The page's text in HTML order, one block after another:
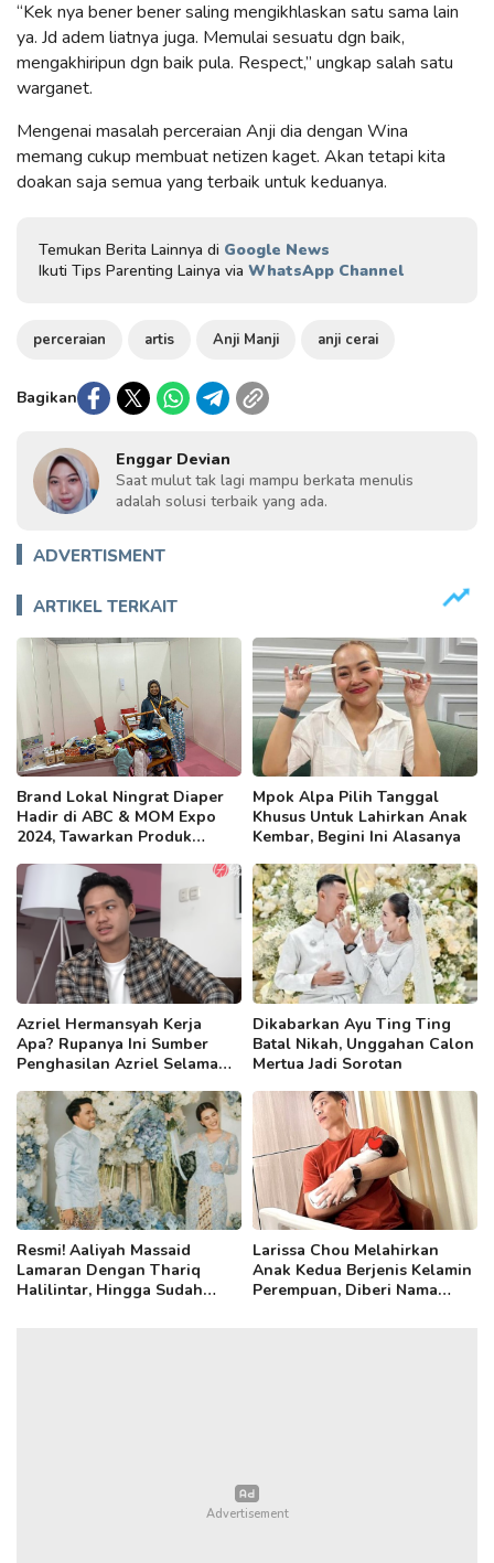
“Kek nya bener bener saling mengikhlaskan satu sama lain
ya. Jd adem liatnya juga. Memulai sesuatu dgn baik,
mengakhiripun dgn baik pula. Respect,” ungkap salah satu
warganet.
Mengenai masalah perceraian Anji dia dengan Wina
memang cukup membuat netizen kaget. Akan tetapi kita
doakan saja semua yang terbaik untuk keduanya.
Temukan Berita Lainnya di Google News
Ikuti Tips Parenting Lainya via WhatsApp Channel
perceraian artis Anji Manji anji cerai
Bagikan
Enggar Devian
Saat mulut tak lagi mampu berkata menulis
adalah solusi terbaik yang ada.
ADVERTISMENT
ARTIKEL TERKAIT
Brand Lokal Ningrat Diaper
Hadir di ABC & MOM Expo
2024, Tawarkan Produk
Kantong
Mpok Alpa Pilih Tanggal
Khusus Untuk Lahirkan Anak
Kembar, Begini Ini Alasanya
Azriel Hermansyah Kerja
Apa? Rupanya Ini Sumber
Penghasilan Azriel Selama
Dikabarkan Ayu Ting Ting
Batal Nikah, Unggahan Calon
Mertua Jadi Sorotan
Resmi! Aaliyah Massaid
Lamaran Dengan Thariq
Halilintar, Hingga Sudah
Larissa Chou Melahirkan
Anak Kedua Berjenis Kelamin
Perempuan, Diberi Nama